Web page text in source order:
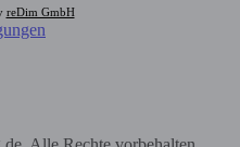
reDim GmbH